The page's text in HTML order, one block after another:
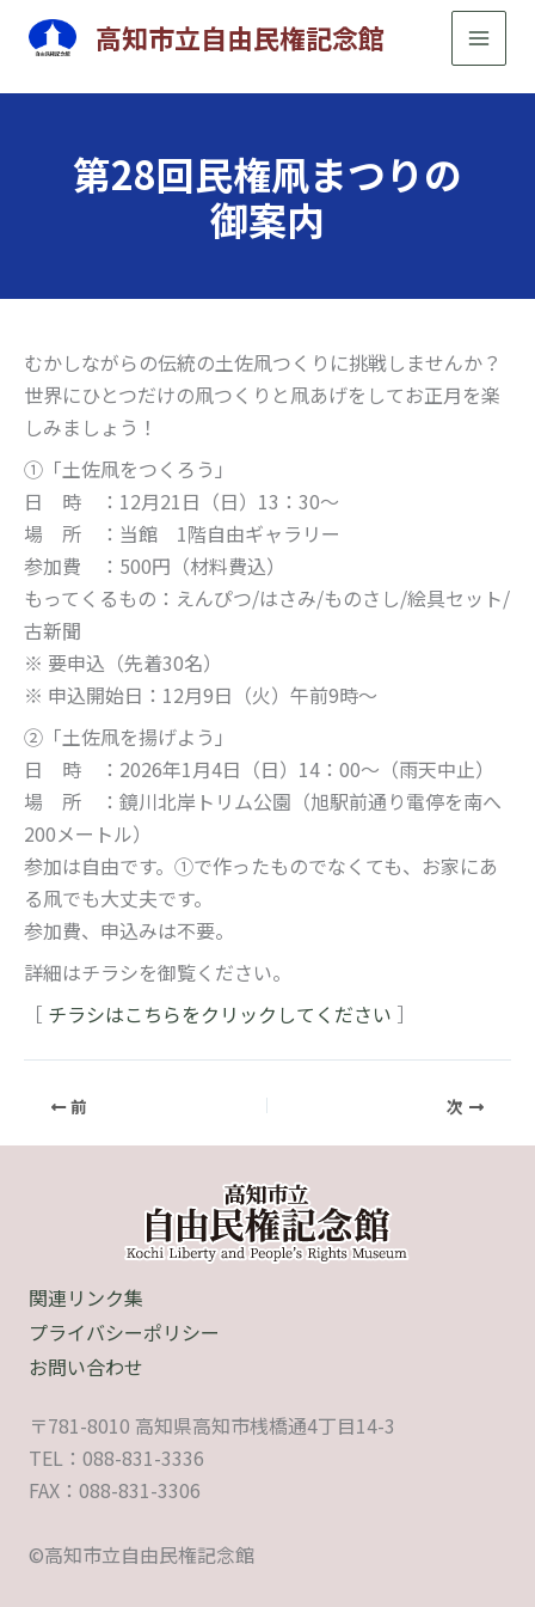
高知市立自由民権記念館
第28回民権凧まつりの
御案内
むかしながらの伝統の土佐凧つくりに挑戦しませんか？
世界にひとつだけの凧つくりと凧あげをしてお正月を楽
しみましょう！
①「土佐凧をつくろう」
日 時 ：12月21日（日）13：30～
場 所 ：当館 1階自由ギャラリー
参加費 ：500円（材料費込）
もってくるもの：えんぴつ/はさみ/ものさし/絵具セット/
古新聞
※ 要申込（先着30名）
※ 申込開始日：12月9日（火）午前9時～
②「土佐凧を揚げよう」
日 時 ：2026年1月4日（日）14：00～（雨天中止）
場 所 ：鏡川北岸トリム公園（旭駅前通り電停を南へ
200メートル）
参加は自由です。①で作ったものでなくても、お家にあ
る凧でも大丈夫です。
参加費、申込みは不要。
詳細はチラシを御覧ください。
［ チラシはこちらをクリックしてください ］
前 次
関連リンク集
プライバシーポリシー
お問い合わせ
〒781-8010 高知県高知市桟橋通4丁目14-3
TEL：088-831-3336
FAX：088-831-3306
©高知市立自由民権記念館